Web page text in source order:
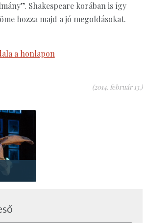
Shakespeare korában is így
hozza majd a jó megoldásokat.
a honlapon
(2014. február 13.)